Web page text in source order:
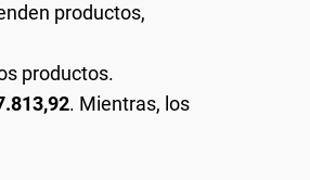
productos,
productos.
. Mientras, los